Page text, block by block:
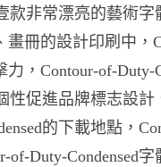
款非常漂亮的藝術
畫冊的設計印刷中，
，Contour-of-Duty-
性促進品牌標志設計
的下載地點，
of-Duty-Condensed字